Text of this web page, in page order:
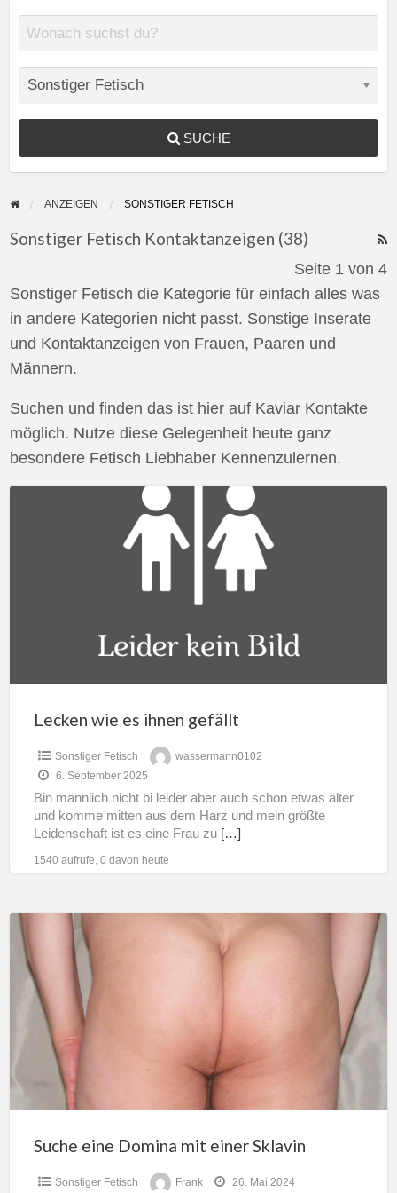
SUCHE
ANZEIGEN SONSTIGER FETISCH
Sonstiger Fetisch Kontaktanzeigen (38)
Seite 1 von 4
Sonstiger Fetisch die Kategorie für einfach alles was
in andere Kategorien nicht passt. Sonstige Inserate
und Kontaktanzeigen von Frauen, Paaren und
Männern.
Suchen und finden das ist hier auf Kaviar Kontakte
möglich. Nutze diese Gelegenheit heute ganz
besondere Fetisch Liebhaber Kennenzulernen.
Lecken wie es ihnen gefällt
Sonstiger Fetisch
wassermann0102
6. September 2025
Bin männlich nicht bi leider aber auch schon etwas älter
und komme mitten aus dem Harz und mein größte
Leidenschaft ist es eine Frau zu […]
1540 aufrufe, 0 davon heute
Suche
eine
Domina
einer
Sklavin
Suche eine Domina mit einer Sklavin
Sonstiger Fetisch Frank 26. Mai 2024